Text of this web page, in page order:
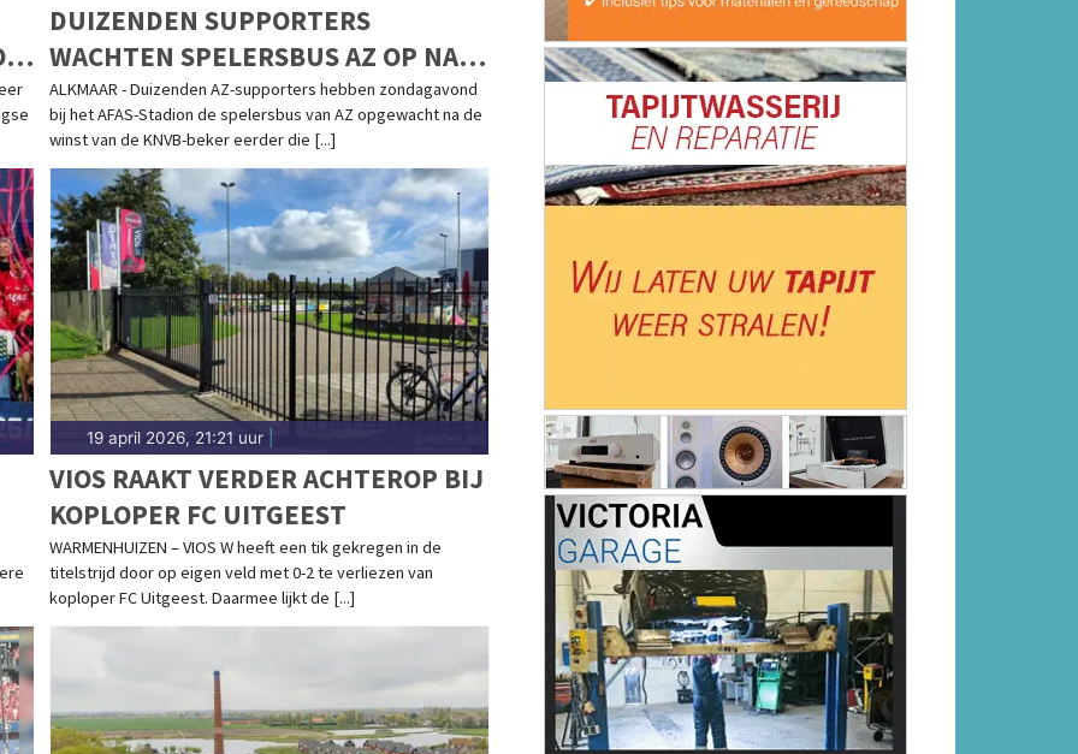
DUIZENDEN SUPPORTERS
WACHTEN SPELERSBUS AZ OP NA
BEKERWINST
ALKMAAR - Duizenden AZ-supporters hebben zondagavond
bij het AFAS-Stadion de spelersbus van AZ opgewacht na de
winst van de KNVB-beker eerder die [...]
19 april 2026, 21:21 uur|
VIOS RAAKT VERDER ACHTEROP BIJ
KOPLOPER FC UITGEEST
WARMENHUIZEN – VIOS W heeft een tik gekregen in de
titelstrijd door op eigen veld met 0-2 te verliezen van
koploper FC Uitgeest. Daarmee lijkt de [...]